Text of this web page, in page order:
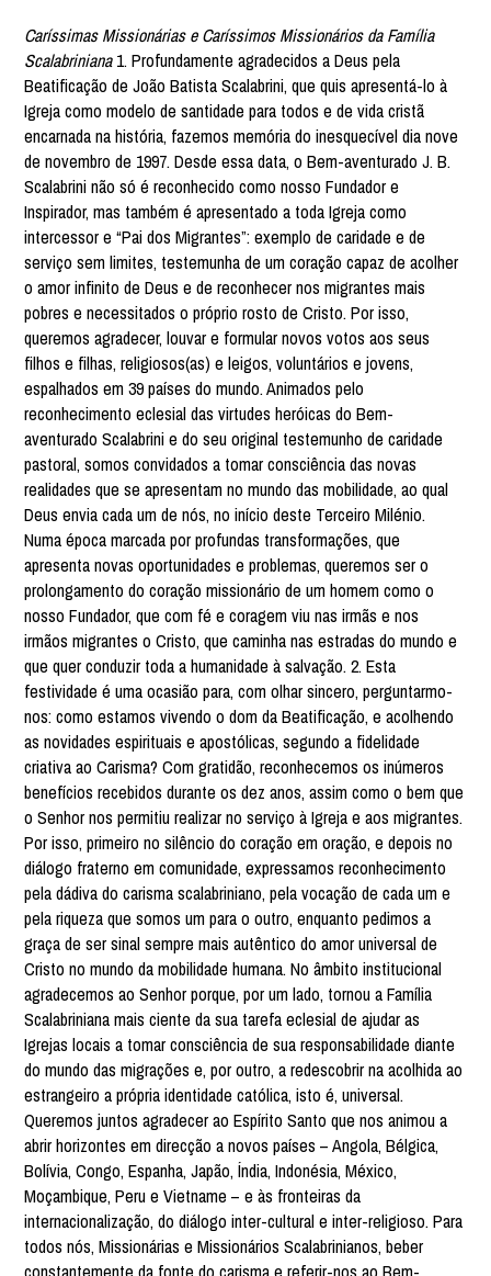
Caríssimas Missionárias e Caríssimos Missionários da Família
Scalabriniana1. Profundamente agradecidos a Deus pela
Beatificação de João Batista Scalabrini, que quis apresentá-lo à
Igreja como modelo de santidade para todos e de vida cristã
encarnada na história, fazemos memória do inesquecível dia nove
de novembro de 1997. Desde essa data, o Bem-aventurado J. B.
Scalabrini não só é reconhecido como nosso Fundador e
Inspirador, mas também é apresentado a toda Igreja como
intercessor e “Pai dos Migrantes”: exemplo de caridade e de
serviço sem limites, testemunha de um coração capaz de acolher
o amor infinito de Deus e de reconhecer nos migrantes mais
pobres e necessitados o próprio rosto de Cristo. Por isso,
queremos agradecer, louvar e formular novos votos aos seus
filhos e filhas, religiosos(as) e leigos, voluntários e jovens,
espalhados em 39 países do mundo. Animados pelo
reconhecimento eclesial das virtudes heróicas do Bem-
aventurado Scalabrini e do seu original testemunho de caridade
pastoral, somos convidados a tomar consciência das novas
realidades que se apresentam no mundo das mobilidade, ao qual
Deus envia cada um de nós, no início deste Terceiro Milénio.
Numa época marcada por profundas transformações, que
apresenta novas oportunidades e problemas, queremos ser o
prolongamento do coração missionário de um homem como o
nosso Fundador, que com fé e coragem viu nas irmãs e nos
irmãos migrantes o Cristo, que caminha nas estradas do mundo e
que quer conduzir toda a humanidade à salvação. 2. Esta
festividade é uma ocasião para, com olhar sincero, perguntarmo-
nos: como estamos vivendo o dom da Beatificação, e acolhendo
as novidades espirituais e apostólicas, segundo a fidelidade
criativa ao Carisma? Com gratidão, reconhecemos os inúmeros
benefícios recebidos durante os dez anos, assim como o bem que
o Senhor nos permitiu realizar no serviço à Igreja e aos migrantes.
Por isso, primeiro no silêncio do coração em oração, e depois no
diálogo fraterno em comunidade, expressamos reconhecimento
pela dádiva do carisma scalabriniano, pela vocação de cada um e
pela riqueza que somos um para o outro, enquanto pedimos a
graça de ser sinal sempre mais autêntico do amor universal de
Cristo no mundo da mobilidade humana. No âmbito institucional
agradecemos ao Senhor porque, por um lado, tornou a Família
Scalabriniana mais ciente da sua tarefa eclesial de ajudar as
Igrejas locais a tomar consciência de sua responsabilidade diante
do mundo das migrações e, por outro, a redescobrir na acolhida ao
estrangeiro a própria identidade católica, isto é, universal.
Queremos juntos agradecer ao Espírito Santo que nos animou a
abrir horizontes em direcção a novos países – Angola, Bélgica,
Bolívia, Congo, Espanha, Japão, Índia, Indonésia, México,
Moçambique, Peru e Vietname – e às fronteiras da
internacionalização, do diálogo inter-cultural e inter-religioso. Para
todos nós, Missionárias e Missionários Scalabrinianos, beber